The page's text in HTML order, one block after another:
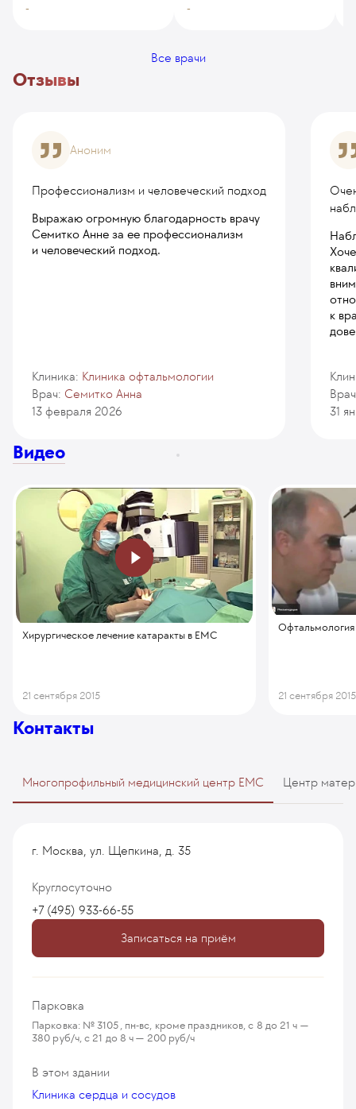
- -
Все врачи
Отзывы
Аноним
Профессионализм и человеческий подход
Выражаю огромную благодарность врачу
Семитко Анне за ее профессионализм
и человеческий подход.
Клиника: Клиника офтальмологии
Врач: Семитко Анна
13 февраля 2026
к
31
Видео
Хирургическое лечение катаракты в ЕМС
21 сентября 2015 21 сентября 2015
Контакты
Многопрофильный медицинский центр EMC Центр
г. Москва, ул. Щепкина, д. 35
Круглосуточно
+7 (495) 933-66-55
Записаться на приём
Парковка
Парковка: № 3105, пн-вс, кроме праздников, с 8 до 21 ч —
380 руб/ч, с 21 до 8 ч — 200 руб/ч
В этом здании
Клиника сердца и сосудов